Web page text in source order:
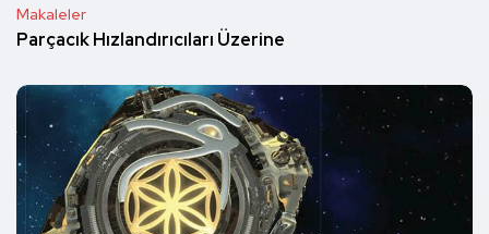
Makaleler
Parçacık Hızlandırıcıları Üzerine